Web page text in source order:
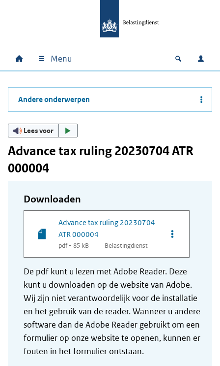
Hoofdnavigatie
Home Menu Open
Andere onderwerpen
Lees voor
Advance tax ruling 20230704 ATR
000004
Downloaden
Advance tax ruling 20230704
ATR 000004
pdf - 85 kB Belastingdienst
Opties van
De pdf kunt u lezen met Adobe Reader. Deze
kunt u downloaden op de website van Adobe.
Wij zijn niet verantwoordelijk voor de installatie
en het gebruik van de reader. Wanneer u andere
software dan de Adobe Reader gebruikt om een
formulier op onze website te openen, kunnen er
fouten in het formulier ontstaan.